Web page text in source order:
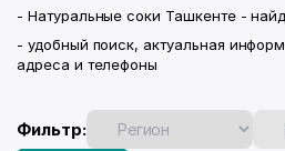
- Натуральные соки Ташкенте -
- удобный поиск, актуальная
адреса и телефоны
Фильтр: